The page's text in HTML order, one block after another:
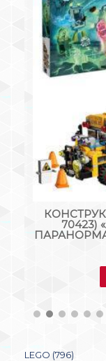
70423)
LEGO (796)